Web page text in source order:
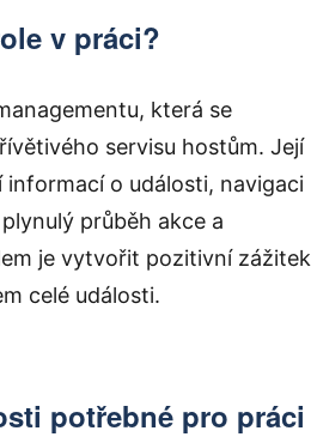
v práci?
která se
servisu hostům. Její
o události, navigaci
průběh akce a
je vytvořit pozitivní zážitek
celé události.
potřebné pro práci